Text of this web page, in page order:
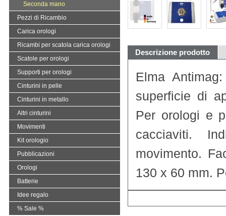
Descrizione prodotto
Elma
superficie di
Per orologi e
cacciaviti.
movimento.
130 x 60 mm.
Seconda mano
Pezzi di Ricambio
Carica orologi
Ricambi per scatola carica orologi
Scatole per orologi
Supporti per orologi
Cinturini in pelle
Cinturini in metallo
Altri cinturini
Movimenti
Kit orologio
Pubblicazioni
Orologi
Batterie
Idee regalo
% Sale %